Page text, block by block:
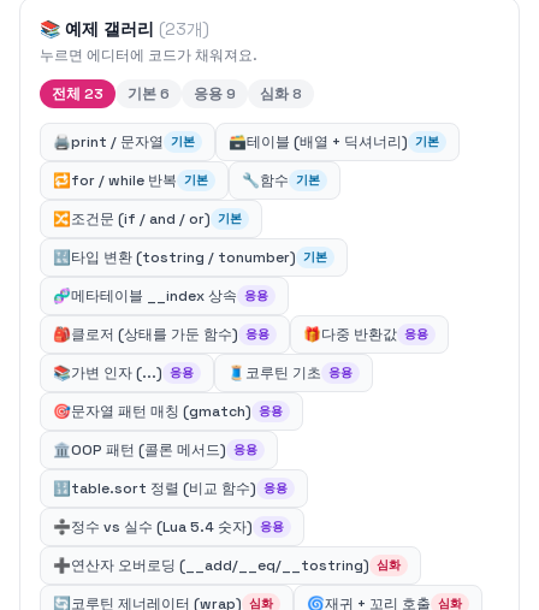
📚 예제 갤러리 (23개)
누르면 에디터에 코드가 채워져요.
전체 23 기본6 응용9 심화8
🖨️print / 문자열 기본 🗃️테이블 (배열 + 딕셔너리) 기본
🔁for / while 반복 기본 🔧함수 기본
🔀조건문 (if / and / or) 기본
🔣 타입 변환 (tostring / tonumber) 기본
🧬메타테이블 __index 상속 응용
🎒클로저 (상태를 가둔 함수) 응용 🎁다중 반환값 응용
📚가변 인자 (...) 응용 🧵 코루틴 기초 응용
🎯문자열 패턴 매칭 (gmatch) 응용
🏛️OOP 패턴 (콜론 메서드) 응용
🔢 table.sort 정렬 (비교 함수) 응용
➗정수 vs 실수 (Lua 5.4 숫자) 응용
➕연산자 오버로딩 (__add/__eq/__tostring) 심화
🔄코루틴 제너레이터 (wrap) 심화 🌀재귀 + 꼬리 호출 심화